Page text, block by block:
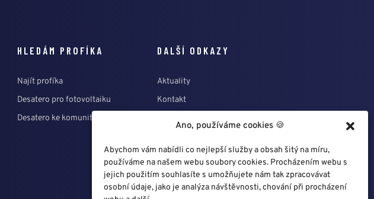
Ano, používáme cookies 🍪
Abychom vám nabídli co nejlepší služby a obsah šitý na míru,
používáme na našem webu soubory cookies. Procházením webu s
jejich použitím souhlasíte s umožňujete nám tak zpracovávat
osobní údaje, jako je analýza návštěvnosti, chování při procházení
HLEDÁM PROFÍKA
Najít profíka
Desatero pro fotovoltaiku
Desatero ke komunitní energetice
DALŠÍ ODKAZY
Aktuality
Kontakt